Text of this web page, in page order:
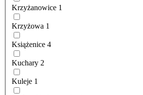
Krzyżanowice 1
Krzyżowa 1
Książenice 4
Kuchary 2
Kuleje 1